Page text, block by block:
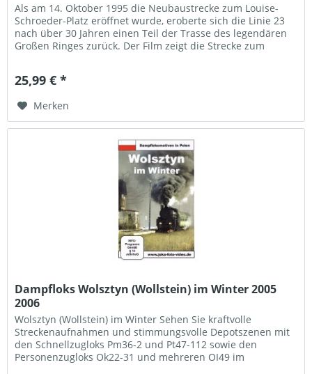
Als am 14. Oktober 1995 die Neubaustrecke zum Louise-
Schroeder-Platz eröffnet wurde, eroberte sich die Linie 23
nach über 30 Jahren einen Teil der Trasse des legendären
Großen Ringes zurück. Der Film zeigt die Strecke zum
25,99 € *
Merken
Dampfloks Wolsztyn (Wollstein) im Winter 2005
2006
Wolsztyn (Wollstein) im Winter Sehen Sie kraftvolle
Streckenaufnahmen und stimmungsvolle Depotszenen mit
den Schnellzugloks Pm36-2 und Pt47-112 sowie den
Personenzugloks Ok22-31 und mehreren OI49 im